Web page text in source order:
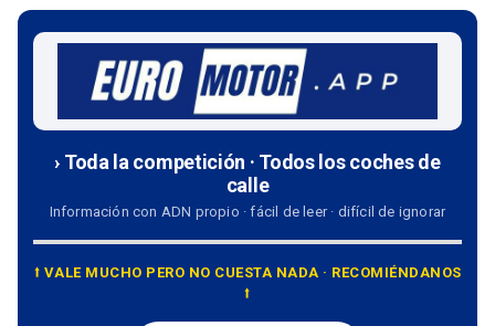
› Toda la competición · Todos los coches de
calle
Información con ADN propio · fácil de leer · difícil de ignorar
⭡ VALE MUCHO PERO NO CUESTA NADA · RECOMIÉNDANOS
⭡